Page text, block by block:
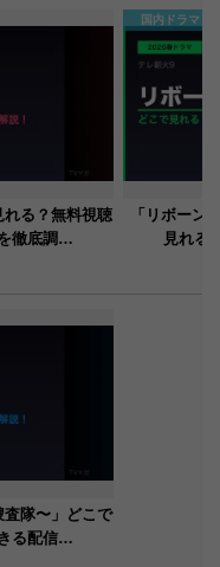
れる？無料視聴
徹底調…
国内ドラマ
「リボーン
見れる
査隊〜」どこで
る配信…